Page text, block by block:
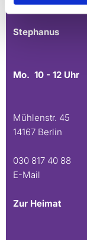
E-Mail
Stephanus
Mo. 10 - 12 Uhr
Mühlenstr. 45
14167 Berlin
030 817 40 88
E-Mail
Zur Heimat